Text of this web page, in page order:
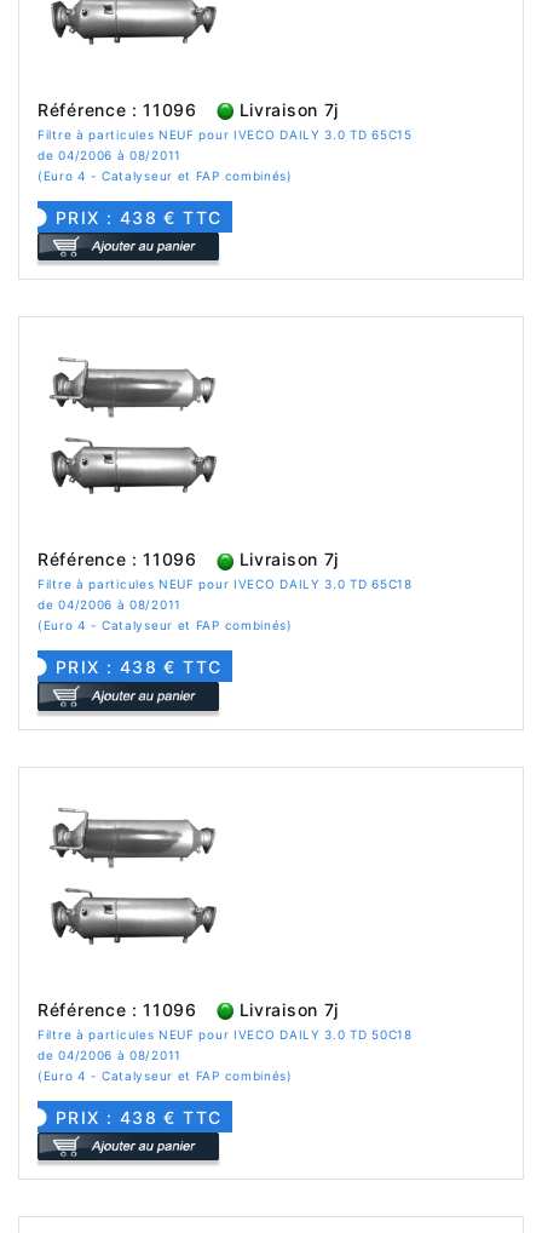
Référence : 11096 Livraison 7j
Filtre à particules NEUF pour IVECO DAILY 3.0 TD 65C15
de 04/2006 à 08/2011
(Euro 4 - Catalyseur et FAP combinés)
PRIX : 438 € TTC
Référence : 11096 Livraison 7j
Filtre à particules NEUF pour IVECO DAILY 3.0 TD 65C18
de 04/2006 à 08/2011
(Euro 4 - Catalyseur et FAP combinés)
PRIX : 438 € TTC
Référence : 11096 Livraison 7j
Filtre à particules NEUF pour IVECO DAILY 3.0 TD 50C18
de 04/2006 à 08/2011
(Euro 4 - Catalyseur et FAP combinés)
PRIX : 438 € TTC